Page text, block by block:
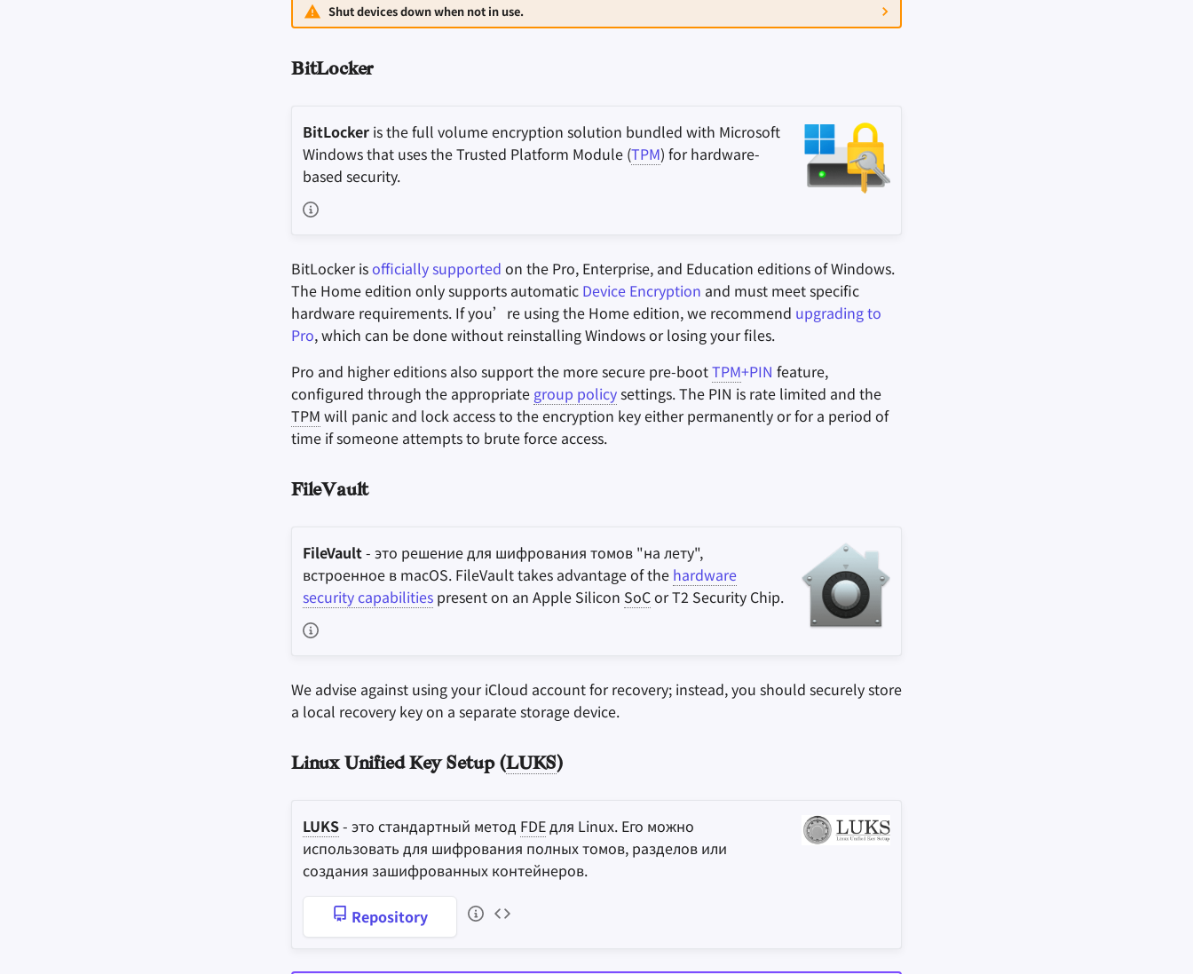
Shut devices down when not in use.
BitLocker
BitLocker is the full volume encryption solution bundled with Microsoft
Windows that uses the Trusted Platform Module (TPM) for hardware-
based security.
BitLocker isofficially supported on the Pro, Enterprise, and Education editions of Windows.
The Home edition only supports automatic Device Encryption and must meet specific
hardware requirements. If you’re using the Home edition, we recommend upgrading to
Pro, which can be done without reinstalling Windows or losing your files.
Pro and higher editions also support the more secure pre-bootTPM+PIN feature,
configured through the appropriate group policysettings. The PIN is rate limited and the
TPM will panic and lock access to the encryption key either permanently or for a period of
time if someone attempts to brute force access.
FileVault
FileVault- это решение для шифрования томов "на лету",
встроенное в macOS. FileVault takes advantage of the hardware
security capabilities present on an Apple Silicon SoCor T2 Security Chip.
We advise against using your iCloud account for recovery; instead, you should securely store
a local recovery key on a separate storage device.
Linux Unified Key Setup (LUKS)
LUKS- это стандартный метод FDEдля Linux. Его можно
использовать для шифрования полных томов, разделов или
создания зашифрованных контейнеров.
Repository